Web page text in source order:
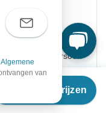
Reisdata & prijzen
per persoon
Algemene
van